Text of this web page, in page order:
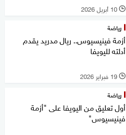
l 10 أبريل 2026
رياضة
أزمة فينيسيوس.. ريال مدريد يقدم
أدلته لليويفا
l 19 فبراير 2026
رياضة
أول تعليق من اليويفا على "أزمة
فينيسيوس"